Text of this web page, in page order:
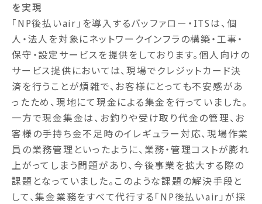
を実現
「NP後払いair」を導入するバッファロー・ITSは、個
人・法人を対象にネットワークインフラの構築・工事・
保守・設定サービスを提供をしております。個人向けの
サービス提供においては、現場でクレジットカード決
済を行うことが煩雑で、お客様にとっても不安感があ
ったため、現地にて現金による集金を行っていました。
一方で現金集金は、お釣りや受け取り代金の管理、お
客様の手持ち金不足時のイレギュラー対応、現場作業
員の業務管理といったように、業務・管理コストが膨れ
上がってしまう問題があり、今後事業を拡大する際の
課題となっていました。このような課題の解決手段と
して、集金業務をすべて代行する「NP後払いair」が採